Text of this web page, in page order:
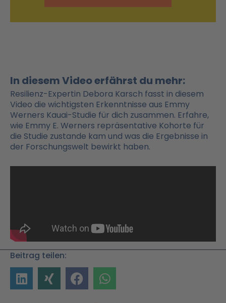
In diesem Video erfährst du mehr:
Resilienz-Expertin Debora Karsch fasst in diesem
Video die wichtigsten Erkenntnisse aus Emmy
Werners Kauai-Studie für dich zusammen. Erfahre,
wie Emmy E. Werners repräsentative Kohorte für
die Studie zustande kam und was die Ergebnisse in
der Forschungswelt bewirkt haben.
Beitrag teilen: